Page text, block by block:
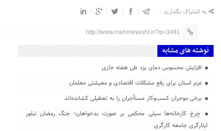
به اشتراک بگذارید :
http://www.mehrnevesht.ir/?p=3491
نوشته های مشابه
افزایش محسوس دمای یزد طی هفته جاری
عزم استان برای رفع مشکلات اقتصادی و معیشتی معلمان
برخی موجران کسب‌وکار مستأجران را به تعطیلی کشانده‌اند
چرخ کارخانه‌ها سیلی محکمی بر صورت بدخواهان؛ جنگ رمضان تبلور
ایثارگری جامعه کارگری